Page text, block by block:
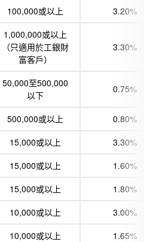
100,000或以上
3.20%
1,000,000或以上
（只適用於工銀財
富客戶）
3.30%
50,000至500,000
以下
0.75%
500,000或以上
0.80%
15,000或以上
3.30%
15,000或以上
1.60%
15,000或以上
1.80%
10,000或以上
3.00%
10,000或以上 1.65%